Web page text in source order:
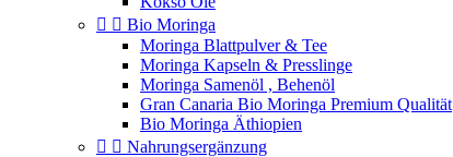
  Bio Moringa
Moringa Blattpulver & Tee
Moringa Kapseln & Presslinge
Moringa Samenöl , Behenöl
Gran Canaria Bio Moringa Premium Qualität
Bio Moringa Äthiopien
  Nahrungsergänzung